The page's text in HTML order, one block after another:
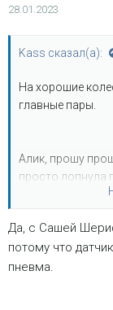
28.01.2023
Kass сказал(а):
На хорошие
главные пары.
Алик, прошу
просто лопнула
пришлось
Да, с Сашей
потому что
пневма.